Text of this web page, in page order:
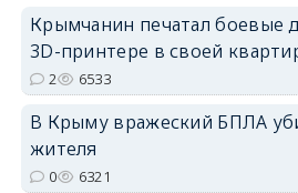
Крымчанин печатал боевые
3D-принтере в своей
2 6533
В Крыму вражеский БПЛА
жителя
0 6321